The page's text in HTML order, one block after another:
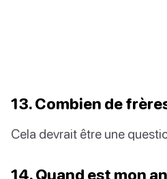
13. Combien de
Cela devrait être une
14. Quand est mon